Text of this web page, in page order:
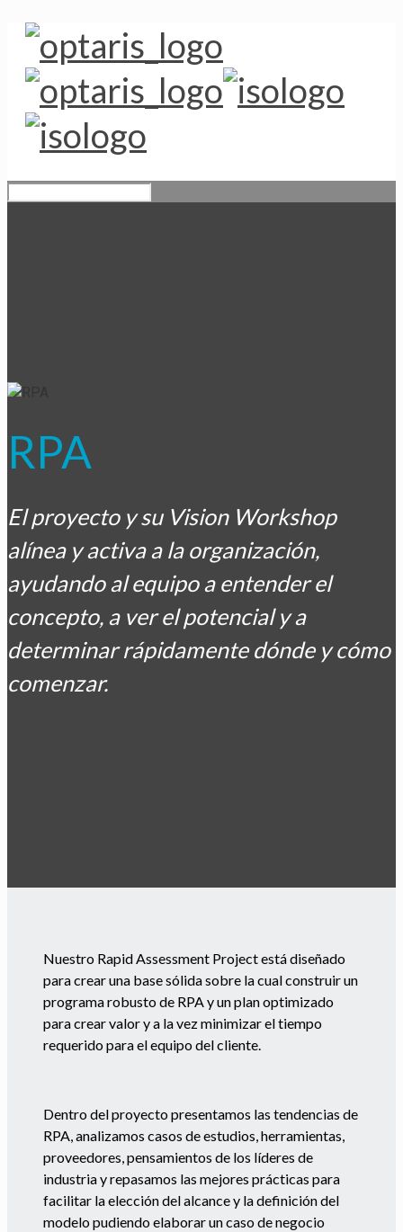
RPA
El proyecto y su Vision Workshop
alínea y activa a la organización,
ayudando al equipo a entender el
concepto, a ver el potencial y a
determinar rápidamente dónde y cómo
comenzar.
Nuestro Rapid Assessment Project está diseñado
para crear una base sólida sobre la cual construir un
programa robusto de RPA y un plan optimizado
para crear valor y a la vez minimizar el tiempo
requerido para el equipo del cliente.
Dentro del proyecto presentamos las tendencias de
RPA, analizamos casos de estudios, herramientas,
proveedores, pensamientos de los líderes de
industria y repasamos las mejores prácticas para
facilitar la elección del alcance y la definición del
modelo pudiendo elaborar un caso de negocio